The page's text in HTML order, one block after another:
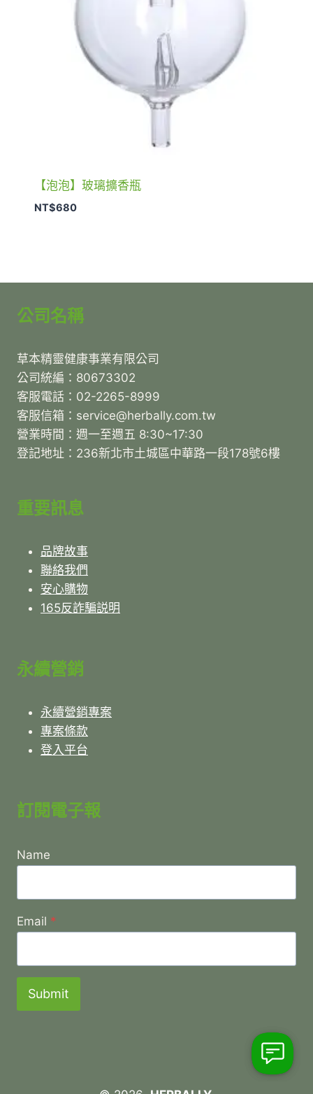
【泡泡】玻璃擴香瓶
NT$680
公司名稱
草本精靈健康事業有限公司
公司統編：80673302
客服電話：02-2265-8999
客服信箱：service@herbally.com.tw
營業時間：週一至週五 8:30~17:30
登記地址：236新北市土城區中華路一段178號6樓
重要訊息
品牌故事
聯絡我們
安心購物
165反詐騙説明
永續營銷
永續營銷專案
專案條款
登入平台
訂閱電子報
Name
Email *
Submit